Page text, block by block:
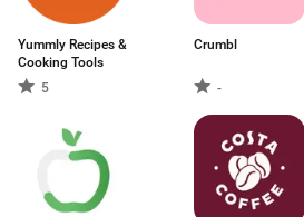
Yummly Recipes &
Cooking Tools
5
Crumbl
-